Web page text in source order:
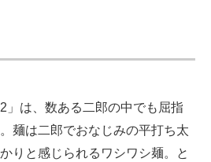
は、数ある二郎の中でも屈指
麺は二郎でおなじみの平打ち太
りと感じられるワシワシ麺。と